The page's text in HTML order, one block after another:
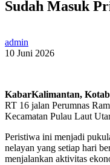
Sudah Masuk
admin
10 Juni 2026
KabarKalimantan,
RT 16 jalan Perumnas
Kecamatan Pulau Laut
Peristiwa ini menjadi
nelayan yang setiap hari
menjalankan aktivitas